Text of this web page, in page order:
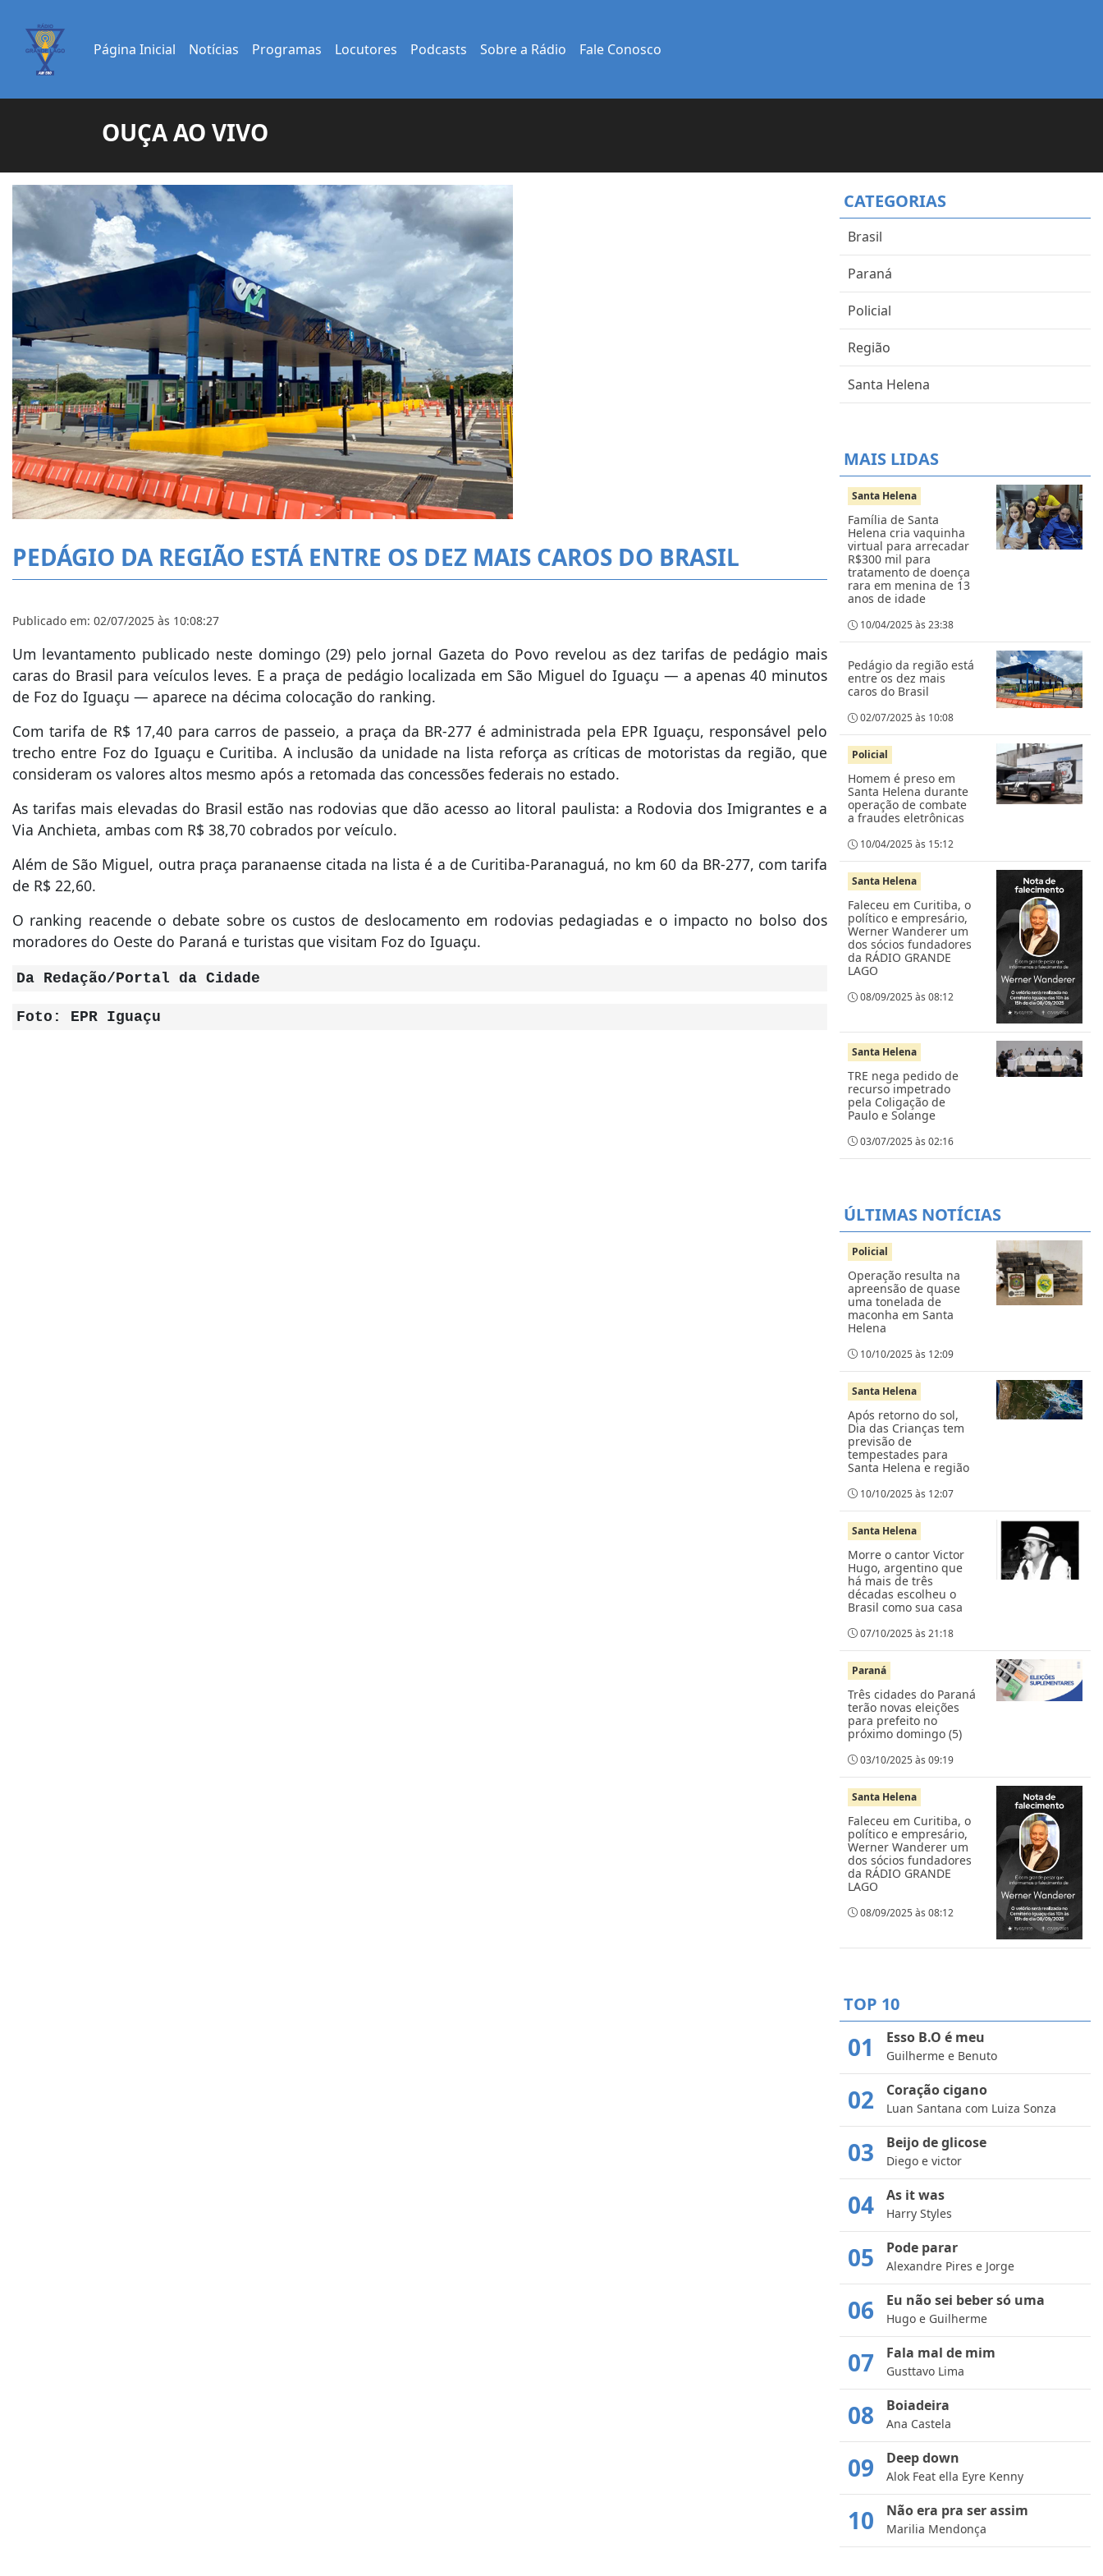
Página Inicial Notícias Programas Locutores Podcasts Sobre a Rádio Fale Conosco
OUÇA AO VIVO
PEDÁGIO DA REGIÃO ESTÁ ENTRE OS DEZ MAIS CAROS DO BRASIL
Publicado em: 02/07/2025 às 10:08:27
Um levantamento publicado neste domingo (29) pelo jornal Gazeta do Povo revelou as dez tarifas de pedágio mais
caras do Brasil para veículos leves. E a praça de pedágio localizada em São Miguel do Iguaçu — a apenas 40 minutos
de Foz do Iguaçu — aparece na décima colocação do ranking.
Com tarifa de R$ 17,40 para carros de passeio, a praça da BR-277 é administrada pela EPR Iguaçu, responsável pelo
trecho entre Foz do Iguaçu e Curitiba. A inclusão da unidade na lista reforça as críticas de motoristas da região, que
consideram os valores altos mesmo após a retomada das concessões federais no estado.
As tarifas mais elevadas do Brasil estão nas rodovias que dão acesso ao litoral paulista: a Rodovia dos Imigrantes e a
Via Anchieta, ambas com R$ 38,70 cobrados por veículo.
Além de São Miguel, outra praça paranaense citada na lista é a de Curitiba-Paranaguá, no km 60 da BR-277, com tarifa
de R$ 22,60.
O ranking reacende o debate sobre os custos de deslocamento em rodovias pedagiadas e o impacto no bolso dos
moradores do Oeste do Paraná e turistas que visitam Foz do Iguaçu.
Da Redação/Portal da Cidade
Foto: EPR Iguaçu
CATEGORIAS
Brasil
Paraná
Policial
Região
Santa Helena
MAIS LIDAS
Santa Helena
Família de Santa
Helena cria vaquinha
virtual para arrecadar
R$300 mil para
tratamento de doença
rara em menina de 13
anos de idade
10/04/2025 às 23:38
Pedágio da região está
entre os dez mais
caros do Brasil
02/07/2025 às 10:08
Policial
Homem é preso em
Santa Helena durante
operação de combate
a fraudes eletrônicas
10/04/2025 às 15:12
Santa Helena
Faleceu em Curitiba, o
político e empresário,
Werner Wanderer um
dos sócios fundadores
da RÁDIO GRANDE
LAGO
08/09/2025 às 08:12
Santa Helena
TRE nega pedido de
recurso impetrado
pela Coligação de
Paulo e Solange
03/07/2025 às 02:16
ÚLTIMAS NOTÍCIAS
Policial
Operação resulta na
apreensão de quase
uma tonelada de
maconha em Santa
Helena
10/10/2025 às 12:09
Santa Helena
Após retorno do sol,
Dia das Crianças tem
previsão de
tempestades para
Santa Helena e região
10/10/2025 às 12:07
Santa Helena
Morre o cantor Victor
Hugo, argentino que
há mais de três
décadas escolheu o
Brasil como sua casa
07/10/2025 às 21:18
Paraná
Três cidades do Paraná
terão novas eleições
para prefeito no
próximo domingo (5)
03/10/2025 às 09:19
Santa Helena
Faleceu em Curitiba, o
político e empresário,
Werner Wanderer um
dos sócios fundadores
da RÁDIO GRANDE
LAGO
08/09/2025 às 08:12
TOP 10
01 Esso B.O é meu
Guilherme e Benuto
02 Coração cigano
Luan Santana com Luiza Sonza
03 Beijo de glicose
Diego e victor
04 As it was
Harry Styles
05 Pode parar
Alexandre Pires e Jorge
06 Eu não sei beber só uma
Hugo e Guilherme
07 Fala mal de mim
Gusttavo Lima
08 Boiadeira
Ana Castela
09 Deep down
Alok Feat ella Eyre Kenny
10 Não era pra ser assim
Marilia Mendonça